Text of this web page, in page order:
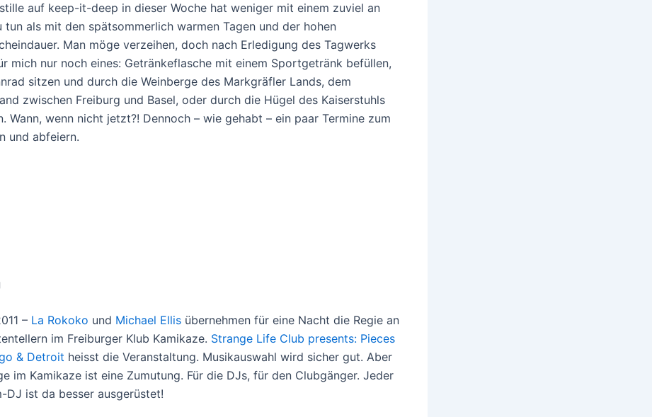
auf keep-it-deep in dieser Woche hat weniger mit einem zuviel an
tun als mit den spätsommerlich warmen Tagen und der hohen
Man möge verzeihen, doch nach Erledigung des Tagwerks
mich nur noch eines: Getränkeflasche mit einem Sportgetränk befüllen,
sitzen und durch die Weinberge des Markgräfler Lands, dem
zwischen Freiburg und Basel, oder durch die Hügel des Kaiserstuhls
Wann, wenn nicht jetzt?! Dennoch – wie gehabt – ein paar Termine zum
und abfeiern.
– La Rokoko und Michael Ellis übernehmen für eine Nacht die Regie an
im Freiburger Klub Kamikaze. Strange Life Club presents: Pieces
& Detroit heisst die Veranstaltung. Musikauswahl wird sicher gut. Aber
im Kamikaze ist eine Zumutung. Für die DJs, für den Clubgänger. Jeder
DJ ist da besser ausgerüstet!